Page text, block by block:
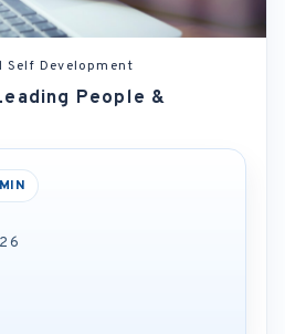
Development
People &